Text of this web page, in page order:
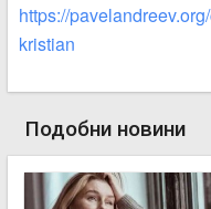
https://
kristian
Подобни новини